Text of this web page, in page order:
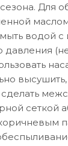
Для
водой с
давления
сеткой